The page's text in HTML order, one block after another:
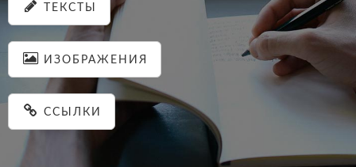
ТЕКСТЫ
ИЗОБРАЖЕНИЯ
ССЫЛКИ